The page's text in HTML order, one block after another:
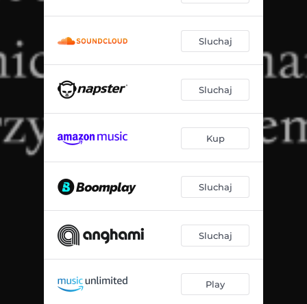
Sluchaj
Sluchaj
Kup
Sluchaj
Sluchaj
Play